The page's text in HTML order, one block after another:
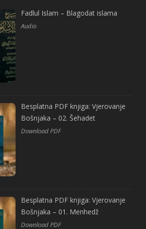
Fadlul Islam – Blagodat islama
Audio
Besplatna PDF knjiga: Vjerovanje
Bošnjaka – 02. Šehadet
Download PDF
Besplatna PDF knjiga: Vjerovanje
Bošnjaka – 01. Menhedž
Download PDF